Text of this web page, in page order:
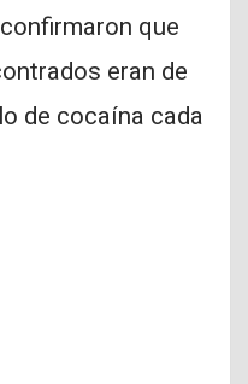
que
eran de
de cocaína cada